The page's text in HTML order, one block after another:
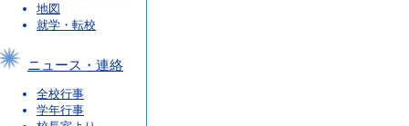
地図
就学・転校
ニュース・連絡
全校行事
学年行事